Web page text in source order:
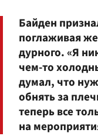
Байден
поглаживая
дурного. «Я
чем-то
думал, что
обнять за
теперь все
на